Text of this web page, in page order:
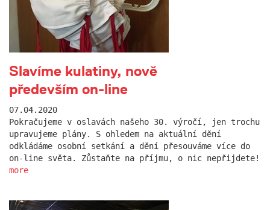
Slavíme kulatiny, nově
především on-line
07.04.2020
Pokračujeme v oslavách našeho 30. výročí, jen trochu
upravujeme plány. S ohledem na aktuální dění
odkládáme osobní setkání a dění přesouváme více do
on-line světa. Zůstaňte na příjmu, o nic nepřijdete!
more